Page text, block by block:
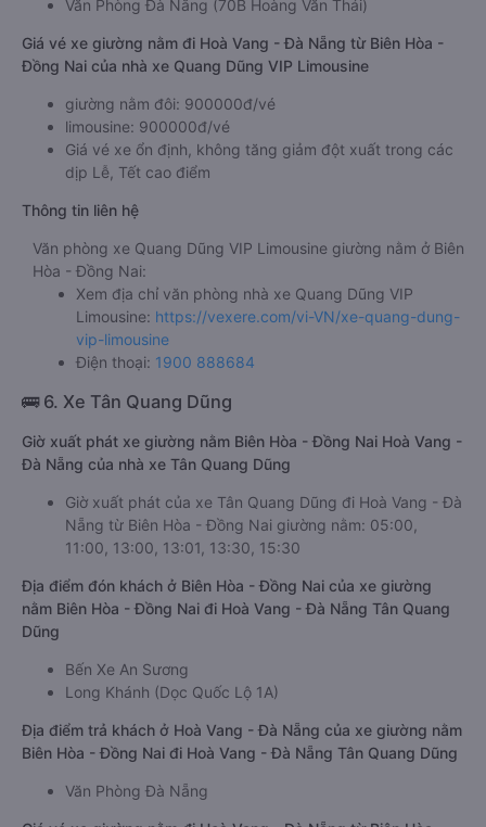
Văn Phòng Đà Nẵng (70B Hoàng Văn Thái)
Giá vé xe giường nằm đi Hoà Vang - Đà Nẵng từ Biên Hòa -
Đồng Nai của nhà xe Quang Dũng VIP Limousine
giường nằm đôi: 900000đ/vé
limousine: 900000đ/vé
Giá vé xe ổn định, không tăng giảm đột xuất trong các
dịp Lễ, Tết cao điểm
Thông tin liên hệ
Văn phòng xe Quang Dũng VIP Limousine giường nằm ở Biên
Hòa - Đồng Nai:
Xem địa chỉ văn phòng nhà xe Quang Dũng VIP
Limousine: https://vexere.com/vi-VN/xe-quang-dung-
vip-limousine
Điện thoại: 1900 888684
🚌 6. Xe Tân Quang Dũng
Giờ xuất phát xe giường nằm Biên Hòa - Đồng Nai Hoà Vang -
Đà Nẵng của nhà xe Tân Quang Dũng
Giờ xuất phát của xe Tân Quang Dũng đi Hoà Vang - Đà
Nẵng từ Biên Hòa - Đồng Nai giường nằm: 05:00,
11:00, 13:00, 13:01, 13:30, 15:30
Địa điểm đón khách ở Biên Hòa - Đồng Nai của xe giường
nằm Biên Hòa - Đồng Nai đi Hoà Vang - Đà Nẵng Tân Quang
Dũng
Bến Xe An Sương
Long Khánh (Dọc Quốc Lộ 1A)
Địa điểm trả khách ở Hoà Vang - Đà Nẵng của xe giường nằm
Biên Hòa - Đồng Nai đi Hoà Vang - Đà Nẵng Tân Quang Dũng
Văn Phòng Đà Nẵng